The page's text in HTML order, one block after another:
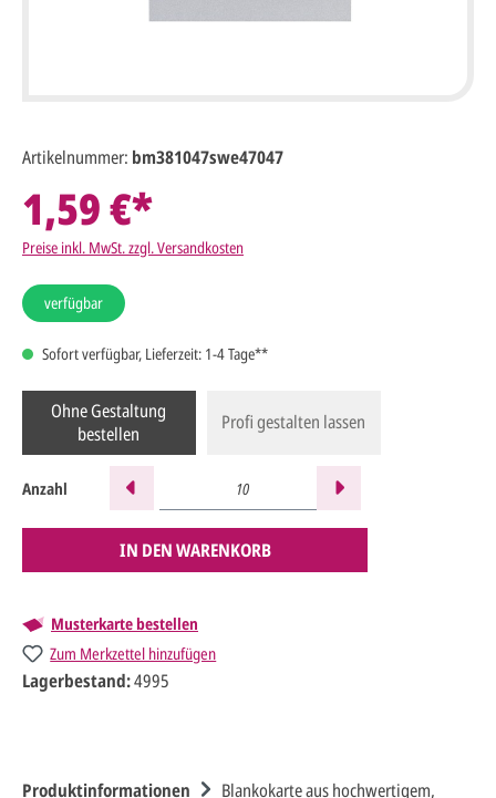
1,59 €*
Preise inkl. MwSt. zzgl. Versandkosten
verfügbar
Sofort verfügbar, Lieferzeit: 1-4 Tage**
Ohne Gestaltung
bestellen
Profi gestalten lassen
Anzahl
IN DEN WARENKORB
Musterkarte bestellen
Zum Merkzettel hinzufügen
Artikelnummer: bm381047swe47047
Lagerbestand:4995
Produktinformationen
Blankokarte aus hochwertigem,